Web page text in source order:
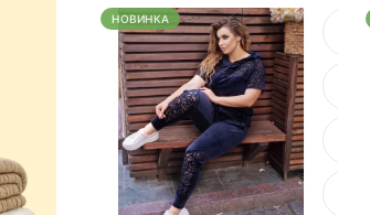
Купить
НОВИНКА